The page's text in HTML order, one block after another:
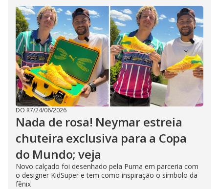
DO R7/24/06/2026
Nada de rosa! Neymar estreia
chuteira exclusiva para a Copa
do Mundo; veja
Novo calçado foi desenhado pela Puma em parceria com
o designer KidSuper e tem como inspiração o símbolo da
fênix